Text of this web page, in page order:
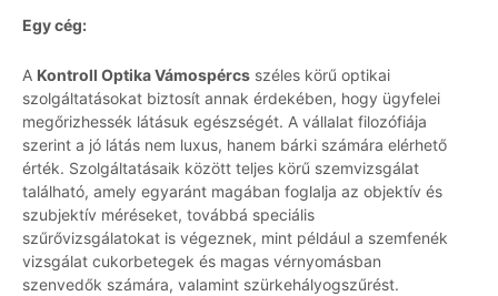
Egy cég:
A Kontroll Optika Vámospércs széles körű optikai
szolgáltatásokat biztosít annak érdekében, hogy ügyfelei
megőrizhessék látásuk egészségét. A vállalat filozófiája
szerint a jó látás nem luxus, hanem bárki számára elérhető
érték. Szolgáltatásaik között teljes körű szemvizsgálat
található, amely egyaránt magában foglalja az objektív és
szubjektív méréseket, továbbá speciális
szűrővizsgálatokat is végeznek, mint például a szemfenék
vizsgálat cukorbetegek és magas vérnyomásban
szenvedők számára, valamint szürkehályogszűrést.